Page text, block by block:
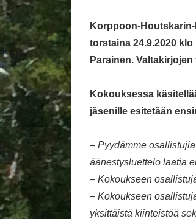
Korppoon-
torstaina 24.9.2020
Parainen.
Kokouksessa
jäsenille esitetään
– Pyydämme
äänestysluettelo laatia
– Kokoukseen
– Kokoukseen
yksittäistä kiinteistöä